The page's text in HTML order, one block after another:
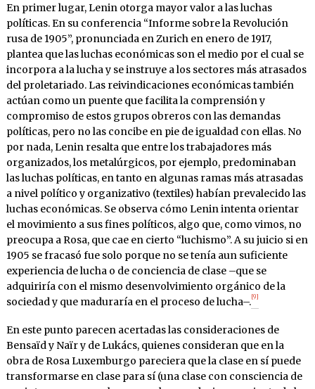
En primer lugar, Lenin otorga mayor valor a las luchas
políticas. En su conferencia “Informe sobre la Revolución
rusa de 1905”, pronunciada en Zurich en enero de 1917,
plantea que las luchas económicas son el medio por el cual se
incorpora a la lucha y se instruye a los sectores más atrasados
del proletariado. Las reivindicaciones económicas también
actúan como un puente que facilita la comprensión y
compromiso de estos grupos obreros con las demandas
políticas, pero no las concibe en pie de igualdad con ellas. No
por nada, Lenin resalta que entre los trabajadores más
organizados, los metalúrgicos, por ejemplo, predominaban
las luchas políticas, en tanto en algunas ramas más atrasadas
a nivel político y organizativo (textiles) habían prevalecido las
luchas económicas. Se observa cómo Lenin intenta orientar
el movimiento a sus fines políticos, algo que, como vimos, no
preocupa a Rosa, que cae en cierto “luchismo”. A su juicio si en
1905 se fracasó fue solo porque no se tenía aun suficiente
experiencia de lucha o de conciencia de clase –que se
adquiriría con el mismo desenvolvimiento orgánico de la
sociedad y que maduraría en el proceso de lucha–. [9]
En este punto parecen acertadas las consideraciones de
Bensaïd y Naïr y de Lukács, quienes consideran que en la
obra de Rosa Luxemburgo pareciera que la clase en sí puede
transformarse en clase para sí (una clase con consciencia de